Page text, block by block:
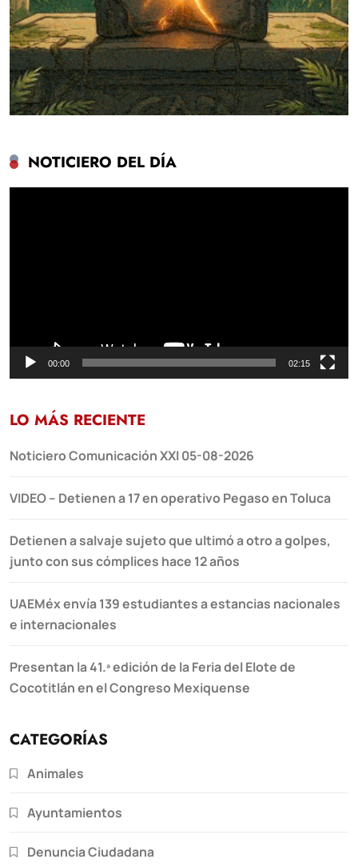
NOTICIERO DEL DÍA
00:00 02:15
LO MÁS RECIENTE
Noticiero Comunicación XXI 05-08-2026
VIDEO – Detienen a 17 en operativo Pegaso en Toluca
Detienen a salvaje sujeto que ultimó a otro a golpes,
junto con sus cómplices hace 12 años
UAEMéx envía 139 estudiantes a estancias nacionales
e internacionales
Presentan la 41.ª edición de la Feria del Elote de
Cocotitlán en el Congreso Mexiquense
CATEGORÍAS
Animales
Ayuntamientos
Denuncia Ciudadana